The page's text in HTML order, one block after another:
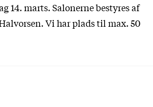
14. marts. Salonerne bestyres af
Vi har plads til max. 50